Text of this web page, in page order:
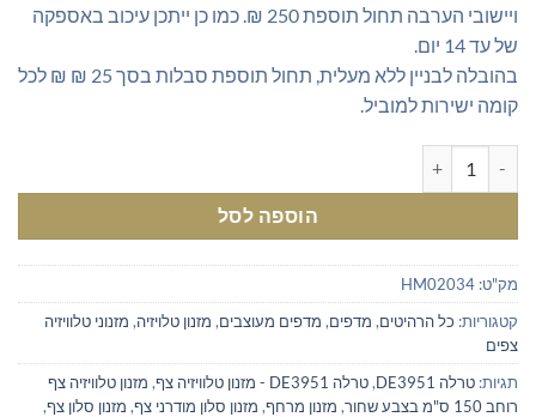
ויישובי הערבה תחול תוספת 250 ₪. כמו כן ייתכן עיכוב באספקה
של עד 14 יום.
בהובלה לבניין ללא מעלית, תחול תוספת סבלות בסך 25 ₪ ₪ לכל
קומה ישירות למוביל.
הוספה לסל
מק"ט: HM02034
קטגוריות: כל הרהיטים, מדפים, מדפים מעוצבים, מזנון טלויזיה, מזנוני טלוויזיה
צפים
תגיות: טרלה DE3951 ,טרלה DE3951 - מזנון טלוויזיה צף , מזנון טלוויזיה צף
רוחב 150 ס"מ בצבע שחור
, מזנון מרחף, מזנון סלון מודרני צף, מזנון סלון צף,